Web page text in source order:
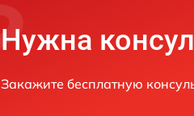
Нужна
Закажите бесплатную